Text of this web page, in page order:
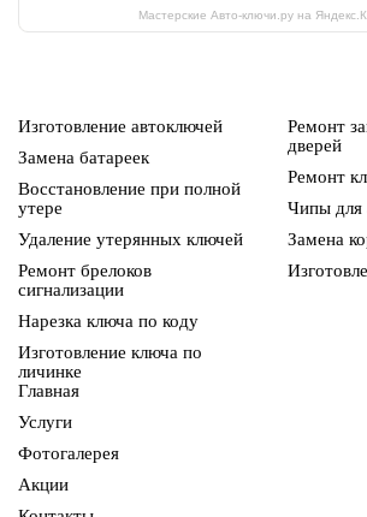
Мастерские Авто-ключи.ру на
Изготовление автоключей
Замена батареек
Восстановление при полной
утере
Удаление утерянных ключей
Ремонт брелоков
сигнализации
Нарезка ключа по коду
Изготовление ключа по
личинке
Ремонт
дверей
Ремонт
Чипы для
Замена
Главная
Услуги
Фотогалерея
Акции